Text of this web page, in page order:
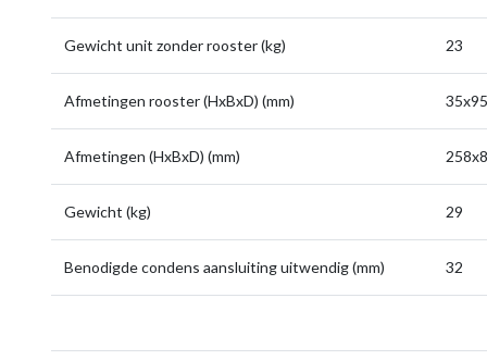
Gewicht unit zonder rooster (kg) 23
Afmetingen rooster (HxBxD) (mm)
Afmetingen (HxBxD) (mm)
Gewicht (kg) 29
Benodigde condens aansluiting uitwendig (mm) 32